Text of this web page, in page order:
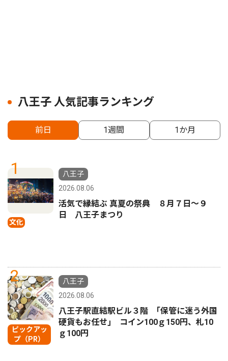
八王子 人気記事ランキング
前日 1週間 1か月
1
文化
八王子
2026.08.06
活気で縁結ぶ 真夏の祭典 ８月７日〜９
日 八王子まつり
2
ピックアッ
プ（PR）
八王子
2026.08.06
八王子駅直結駅ビル３階 ｢保管に迷う外国
硬貨もお任せ｣ コイン100ｇ150円、札10
ｇ100円